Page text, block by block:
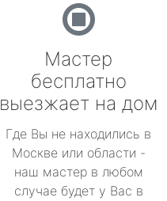
Мастер
бесплатно
выезжает на дом
Где Вы не находились в
Москве или области -
наш мастер в любом
случае будет у Вас в